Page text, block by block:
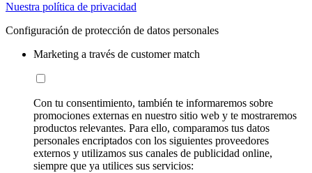
Nuestra política de privacidad
Configuración de protección de datos personales
Marketing a través de customer match
Con tu consentimiento, también te informaremos sobre
promociones externas en nuestro sitio web y te mostraremos
productos relevantes. Para ello, comparamos tus datos
personales encriptados con los siguientes proveedores
externos y utilizamos sus canales de publicidad online,
siempre que ya utilices sus servicios: